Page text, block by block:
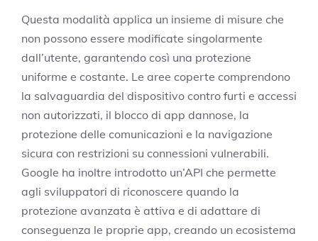
Questa modalità applica un insieme di misure che
non possono essere modificate singolarmente
dall’utente, garantendo così una protezione
uniforme e costante. Le aree coperte comprendono
la salvaguardia del dispositivo contro furti e accessi
non autorizzati, il blocco di app dannose, la
protezione delle comunicazioni e la navigazione
sicura con restrizioni su connessioni vulnerabili.
Google ha inoltre introdotto un’API che permette
agli sviluppatori di riconoscere quando la
protezione avanzata è attiva e di adattare di
conseguenza le proprie app, creando un ecosistema